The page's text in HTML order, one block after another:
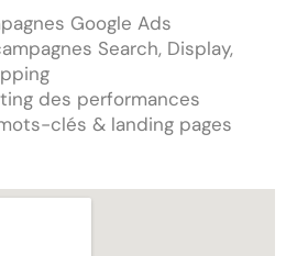
Google Ads
Search, Display,
des performances
clés & landing pages